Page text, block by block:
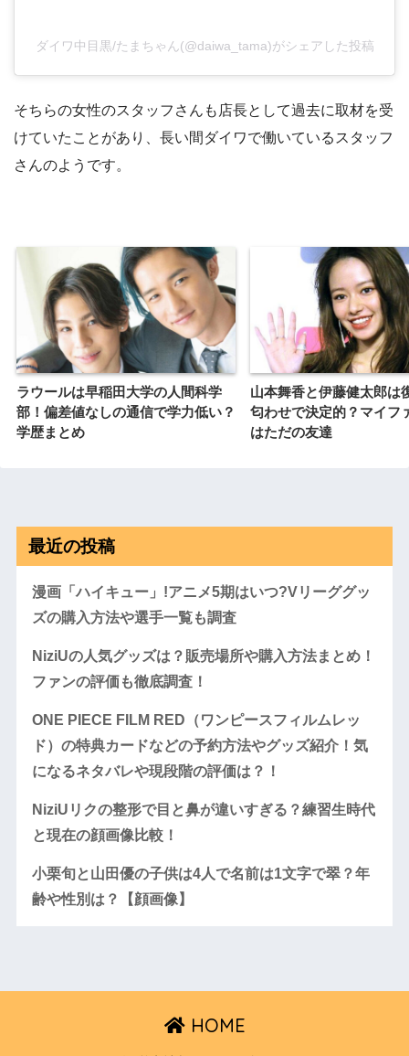
ダイワ中目黒/たまちゃん(@daiwa_tama)がシェアした投稿
そちらの女性のスタッフさんも店長として過去に取材を受
けていたことがあり、長い間ダイワで働いているスタッフ
さんのようです。
ラウールは早稲田大学の人間科学
部！偏差値なしの通信で学力低い？
学歴まとめ
山本舞香と伊藤健太郎は
匂わせで決定的？マイフ
はただの友達
最近の投稿
漫画「ハイキュー」!アニメ5期はいつ?Vリーググッ
ズの購入方法や選手一覧も調査
NiziUの人気グッズは？販売場所や購入方法まとめ！
ファンの評価も徹底調査！
ONE PIECE FILM RED（ワンピースフィルムレッ
ド）の特典カードなどの予約方法やグッズ紹介！気
になるネタバレや現段階の評価は？！
NiziUリクの整形で目と鼻が違いすぎる？練習生時代
と現在の顔画像比較！
小栗旬と山田優の子供は4人で名前は1文字で翠？年
齢や性別は？【顔画像】
HOME